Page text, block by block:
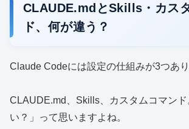
CLAUDE.mdとSkills・カス
ド、何が違う？
Claude Codeには設定の仕組みが3つあり
CLAUDE.md、Skills、カスタムコマン
い？」って思いますよね。